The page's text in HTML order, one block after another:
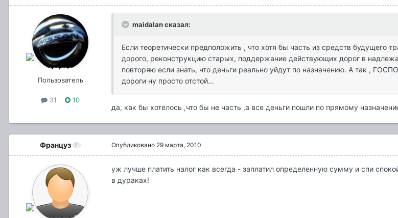
Пользователь
31 10
maidalan сказал:
Если теоретически предположить , что хотя бы часть из средств будущего
дорого, реконструкцию старых, поддержание действующих дорог в
повторяю если знать, что деньги реально уйдут по назначению. А так ,
дороги ну просто отстой...
да, как бы хотелось ,что бы не часть ,а все деньги пошли по прямому
Француз Опубликовано 29 марта, 2010
уж лучше платить налог как всегда - заплатил определенную сумму и спи
в дураках!